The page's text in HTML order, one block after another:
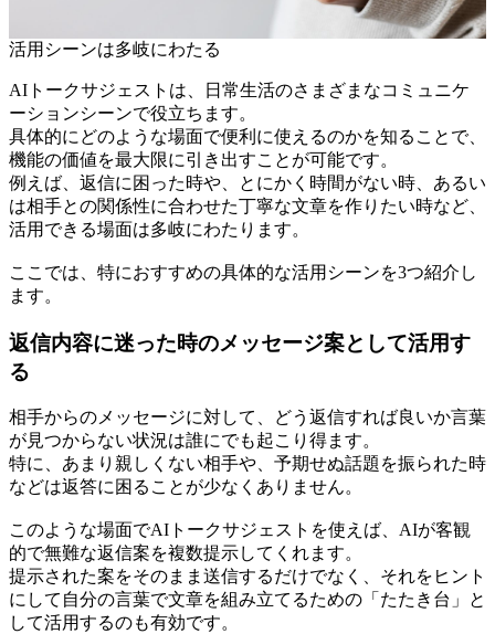
活用シーンは多岐にわたる
AIトークサジェストは、日常生活のさまざまなコミュニケ
ーションシーンで役立ちます。
具体的にどのような場面で便利に使えるのかを知ることで、
機能の価値を最大限に引き出すことが可能です。
例えば、返信に困った時や、とにかく時間がない時、あるい
は相手との関係性に合わせた丁寧な文章を作りたい時など、
活用できる場面は多岐にわたります。
ここでは、特におすすめの具体的な活用シーンを3つ紹介し
ます。
返信内容に迷った時のメッセージ案として活用す
る
相手からのメッセージに対して、どう返信すれば良いか言葉
が見つからない状況は誰にでも起こり得ます。
特に、あまり親しくない相手や、予期せぬ話題を振られた時
などは返答に困ることが少なくありません。
このような場面でAIトークサジェストを使えば、AIが客観
的で無難な返信案を複数提示してくれます。
提示された案をそのまま送信するだけでなく、それをヒント
にして自分の言葉で文章を組み立てるための「たたき台」と
して活用するのも有効です。